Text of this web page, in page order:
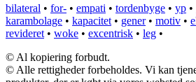
bilateral • for- • empati • tordenbyge • yp •
karambolage • kapacitet • gener• motiv •
revideret • woke • excentrisk • leg •
© Al kopiering forbudt.
© Alle rettigheder forbeholdes. Vi kan